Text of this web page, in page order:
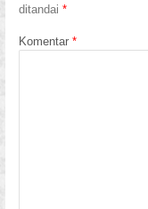
ditandai *
Komentar *